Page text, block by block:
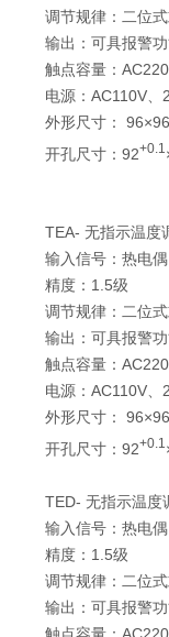
调节规律：二位
输出：可具报警
触点容量：
电源：AC110V
外形尺寸：
开孔尺寸：92+0.1
TEA- 无指示温度
输入信号：热电
精度：1.5级
调节规律：二位
输出：可具报警
触点容量：
电源：AC110V
外形尺寸：
开孔尺寸：92+0.1
TED- 无指示温度
输入信号：热电
精度：1.5级
调节规律：二位
输出：可具报警